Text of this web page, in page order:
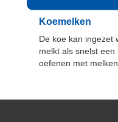
Koemelken
De koe kan ingezet
melkt als snelst
oefenen met melken.